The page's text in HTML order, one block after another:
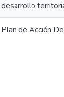
desarrollo
Plan de Acción